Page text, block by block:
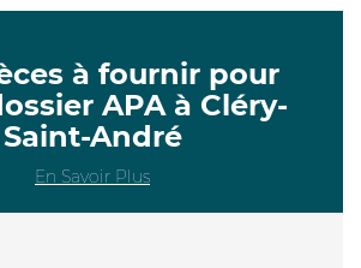
à fournir pour
APA à Cléry-
Saint-André
En Savoir Plus